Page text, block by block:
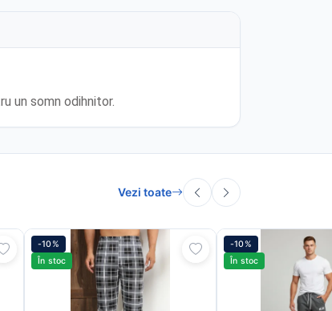
un somn odihnitor.
Vezi toate
-10%
În stoc
-10%
În stoc